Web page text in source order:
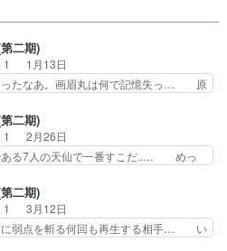
ていただきました！掲載… 人間なのに
が、タオを操れないな… バトルシーン
り過ぎ。私も巌鉄斎… なんなんこれ…
れてるの…あ、幻… 付知さん、カッコ
ルドと同じとか… 巌鉄斎と付知と桐馬
、ジュファ…
二期)
1
1月13日
ったなあ。画眉丸は何で記憶失っ… 原
求めて集められた死罪人たち… 十禾、
から神仙郷への追加上陸を… あと、だ
アスなシーンなので申し… 随分と間が
ったおかげでBL◯A… 1分でわかるあ
っています。画… ちょっとバジリスク
アマプラで見… いきなりバトル展開、
見栄えが良い٩(内容…
二期)
1
2月26日
ある7人の天仙で一番すこだ..… めっ
躊躇いなさすぎやろ、その… とにかく
最高すぎた民谷もタオを… 天仙様強ス
！ガンテツも覚醒して… 1期は典座く
たけど今回付知くん… 誰もが思ったこ
二期)
1
3月12日
に弱点を斬る何回も再生する相手… い